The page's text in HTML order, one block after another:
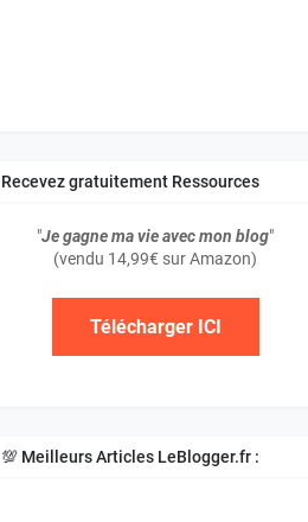
Recevez gratuitement Ressources
"Je gagne ma vie avec mon blog"
(vendu 14,99€ sur Amazon)
Télécharger ICI
💯 Meilleurs Articles LeBlogger.fr :